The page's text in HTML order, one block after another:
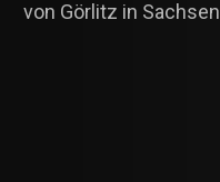
von Görlitz in Sachsen